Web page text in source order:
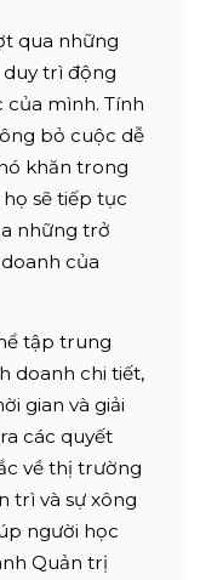
qua những
trì động
của mình. Tính
bỏ cuộc dễ
khăn trong
sẽ tiếp tục
những trở
của
tập trung
doanh chi tiết,
gian và giải
các quyết
về thị trường
trì và sự xông
người học
Quản trị